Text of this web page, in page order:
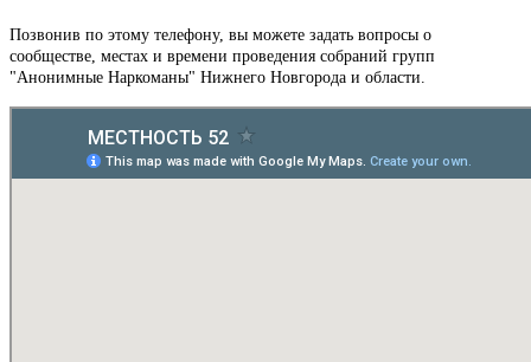
Позвонив по этому телефону, вы можете задать вопросы о
сообществе, местах и времени проведения собраний групп
"Анонимные Наркоманы" Нижнего Новгорода и области.